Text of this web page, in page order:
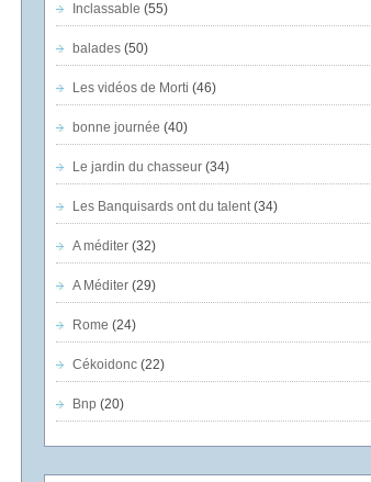
Inclassable (55)
balades(50)
Les vidéos de Morti (46)
bonne journée (40)
Le jardin du chasseur(34)
Les Banquisards ont du talent(34)
A méditer(32)
A Méditer(29)
Rome (24)
Cékoidonc(22)
Bnp (20)